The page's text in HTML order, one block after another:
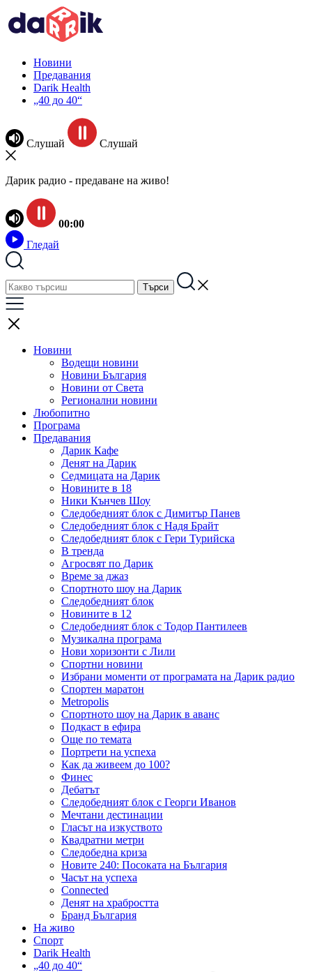
Новини
Предавания
Darik Health
„40 до 40“
Слушай Слушай
Дарик радио - предаване на живо!
00:00
Гледай
Новини
Водещи новини
Новини България
Новини от Света
Регионални новини
Любопитно
Програма
Предавания
Дарик Кафе
Денят на Дарик
Седмицата на Дарик
Новините в 18
Ники Кънчев Шоу
Следобедният блок с Димитър Панев
Следобедният блок с Надя Брайт
Следобедният блок с Гери Турийска
В тренда
Агросвят по Дарик
Време за джаз
Спортното шоу на Дарик
Следобедният блок
Новините в 12
Следобедният блок с Тодор Пантилеев
Музикална програма
Нови хоризонти с Лили
Спортни новини
Избрани моменти от програмата на Дарик радио
Спортен маратон
Metropolis
Спортното шоу на Дарик в аванс
Подкаст в ефира
Още по темата
Портрети на успеха
Как да живеем до 100?
Финес
Дебатът
Следобедният блок с Георги Иванов
Мечтани дестинации
Гласът на изкуството
Квадратни метри
Следобедна криза
Новите 240: Посоката на България
Часът на успеха
Connected
Денят на храбростта
Бранд България
На живо
Спорт
Darik Health
„40 до 40“